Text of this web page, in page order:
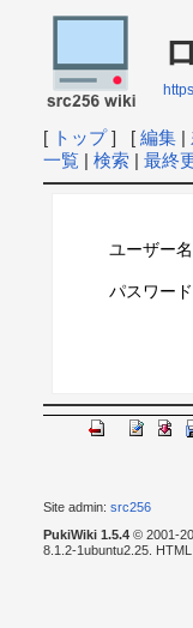
[ トップ] [ 編集|
一覧| 検索| 最終
ユーザー
パスワー
Site admin: src256
PukiWiki 1.5.4© 2001-
8.1.2-1ubuntu2.25.